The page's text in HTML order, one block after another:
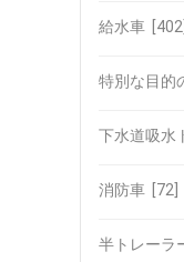
給水車 [402]
特別な目的
下水道吸水
消防車 [72]
半トレーラ